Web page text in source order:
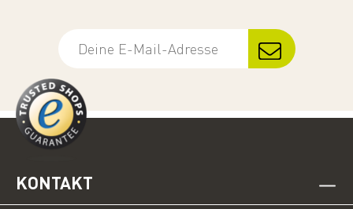
KONTAKT